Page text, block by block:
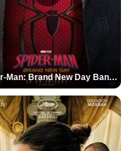
Spider-Man: Brand New Day Bande-annonce VO STFR